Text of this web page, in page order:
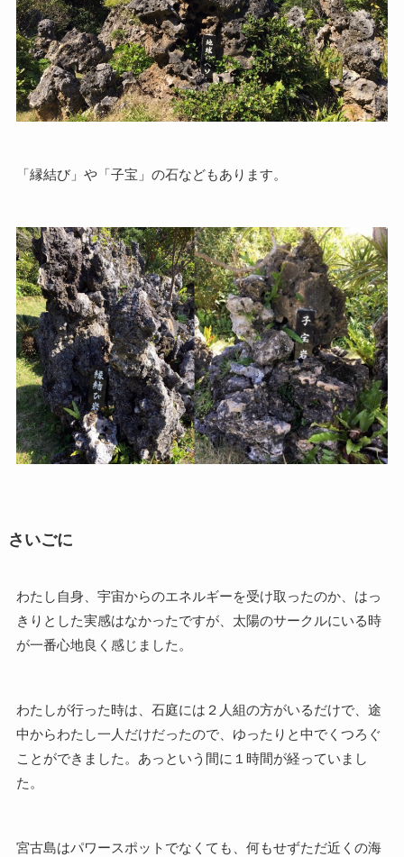
「縁結び」や「子宝」の石などもあります。
さいごに
わたし自身、宇宙からのエネルギーを受け取ったのか、はっ
きりとした実感はなかったですが、太陽のサークルにいる時
が一番心地良く感じました。
わたしが行った時は、石庭には２人組の方がいるだけで、途
中からわたし一人だけだったので、ゆったりと中でくつろぐ
ことができました。あっという間に１時間が経っていまし
た。
宮古島はパワースポットでなくても、何もせずただ近くの海